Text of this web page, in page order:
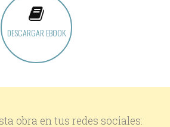
DESCARGAR EBOOK
obra en tus redes sociales: